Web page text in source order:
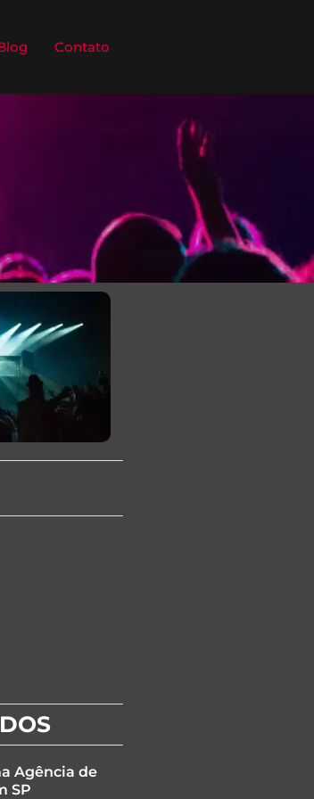
Contato
Agência de
SP